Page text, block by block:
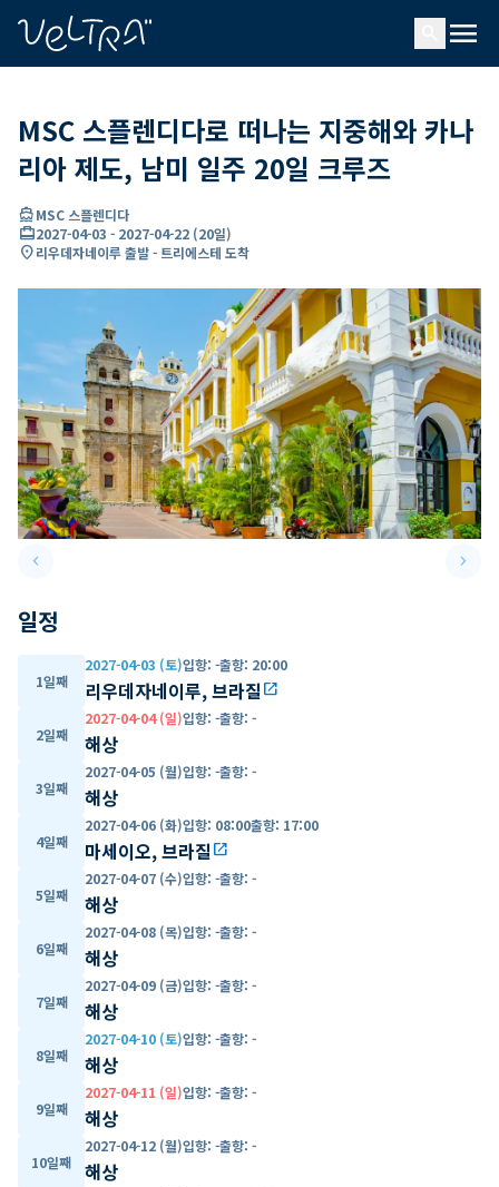
menu
MSC 스플렌디다로 떠나는 지중해와 카나
리아 제도, 남미 일주 20일 크루즈
directions_boatMSC 스플렌디다
card_travel2027-04-03 - 2027-04-22 (20일)
location_on리우데자네이루 출발 - 트리에스테 도착
keyboard_arrow_leftPrevious slide keyboard_arrow_right
일정
1일째
2027-04-03 (토)입항: -출항: 20:00
리우데자네이루, 브라질open_in_new
2일째
2027-04-04 (일)입항: -출항: -
해상
3일째
2027-04-05 (월)입항: -출항: -
해상
4일째
2027-04-06 (화)입항: 08:00출항: 17:00
마세이오, 브라질open_in_new
5일째
2027-04-07 (수)입항: -출항: -
해상
6일째
2027-04-08 (목)입항: -출항: -
해상
7일째
2027-04-09 (금)입항: -출항: -
해상
8일째
2027-04-10 (토)입항: -출항: -
해상
9일째
2027-04-11 (일)입항: -출항: -
해상
10일째
2027-04-12 (월)입항: -출항: -
해상